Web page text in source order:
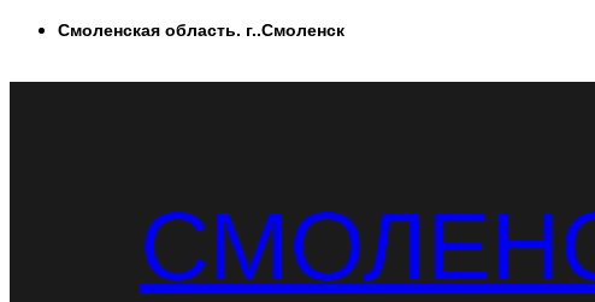
ПерейтиСмоленская область. г..Смоленск